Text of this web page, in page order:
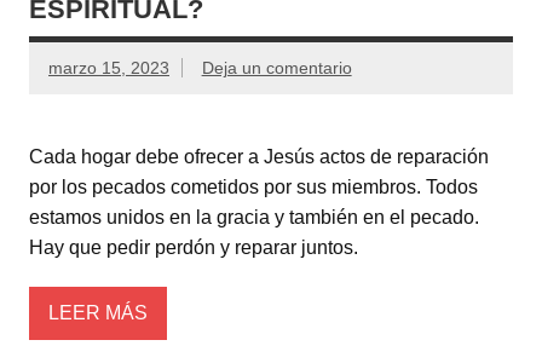
ESPIRITUAL?
marzo 15, 2023 Deja un comentario
Cada hogar debe ofrecer a Jesús actos de reparación
por los pecados cometidos por sus miembros. Todos
estamos unidos en la gracia y también en el pecado.
Hay que pedir perdón y reparar juntos.
LEER MÁS